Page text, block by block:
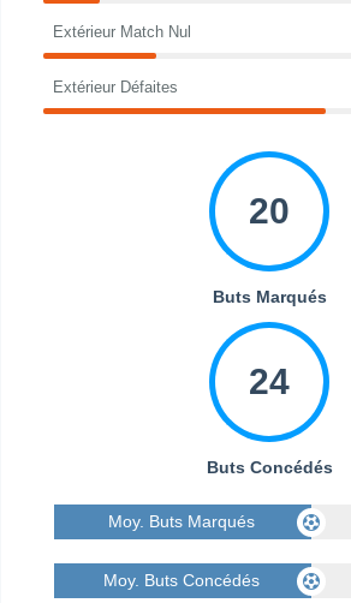
Extérieur Match Nul
Extérieur Défaites
20
Buts Marqués
24
Buts Concédés
Moy. Buts Marqués
Moy. Buts Concédés